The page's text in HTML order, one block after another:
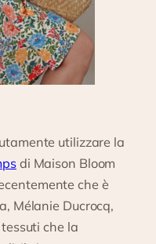
utilizzare la
di Maison Bloom
che è
Mélanie Ducrocq,
che la